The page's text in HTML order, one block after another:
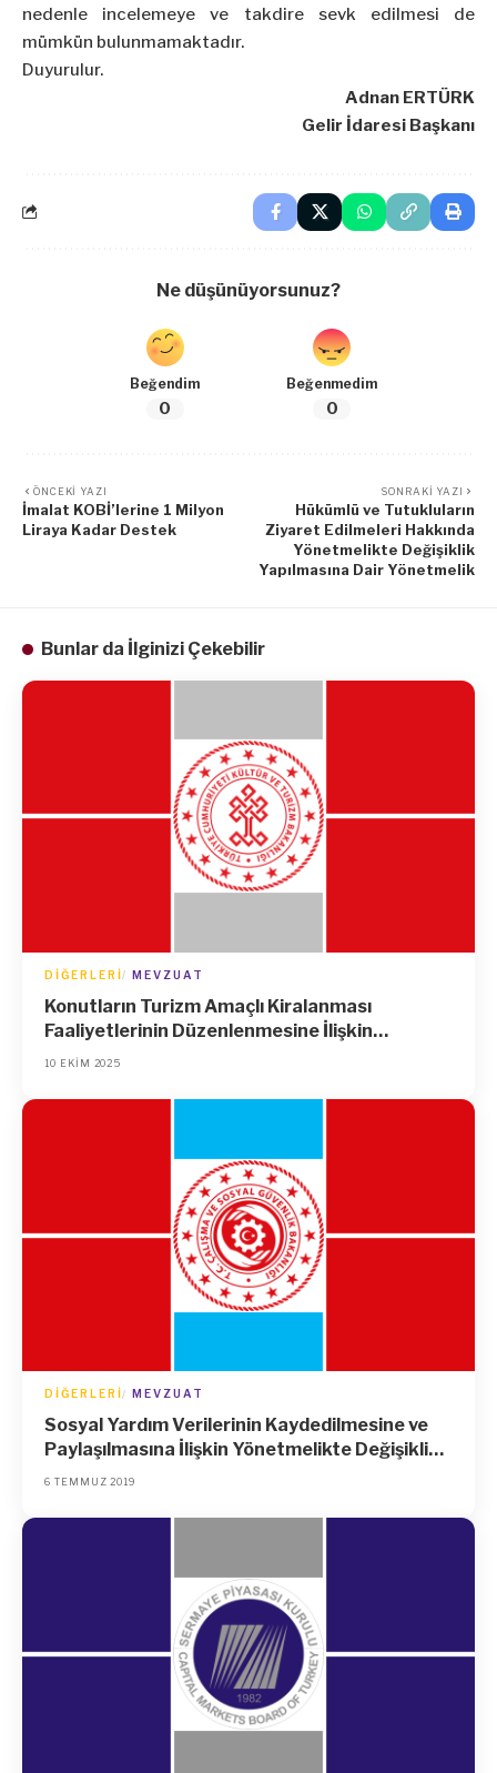
nedenle incelemeye ve takdire sevk edilmesi de
mümkün bulunmamaktadır.
Duyurulur.
Adnan ERTÜRK
Gelir İdaresi Başkanı
Ne düşünüyorsunuz?
Beğendim
0
Beğenmedim
0
ÖNCEKI YAZI
İmalat KOBİ’lerine 1 Milyon
Liraya Kadar Destek
SONRAKI YAZI
Hükümlü ve Tutukluların
Ziyaret Edilmeleri Hakkında
Yönetmelikte Değişiklik
Yapılmasına Dair Yönetmelik
Bunlar da İlginizi Çekebilir
DIĞERLERI MEVZUAT
Konutların Turizm Amaçlı Kiralanması
Faaliyetlerinin Düzenlenmesine İlişkin
Yönetmelikte Değişiklik Yapılmasına Dair
10 EKIM 2025
DIĞERLERI MEVZUAT
Sosyal Yardım Verilerinin Kaydedilmesine ve
Paylaşılmasına İlişkin Yönetmelikte Değişiklik
Yapılmasına Dair Yönetmelik
6 TEMMUZ 2019